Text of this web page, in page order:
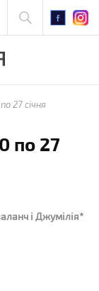
27 січня
по 27
і Джумілія*